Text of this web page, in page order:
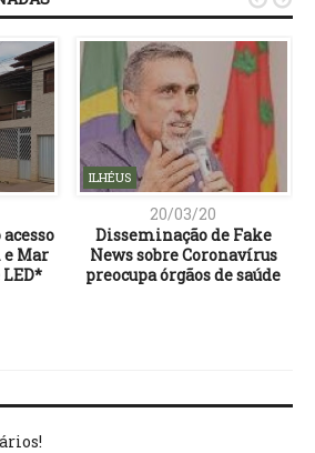
Mar
ILHÉUS
20/03/20
Disseminação de Fake
News sobre Coronavírus
preocupa órgãos de saúde